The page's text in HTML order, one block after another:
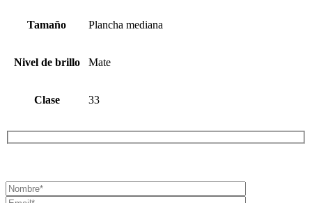
Tamaño Plancha mediana
Nivel de brillo Mate
Clase 33